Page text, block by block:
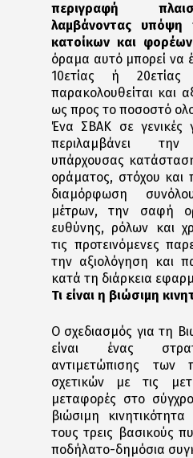
περιγραφή
λαμβάνοντας υπόψη
κατοίκων και
όραμα αυτό μπορεί να
10ετίας ή
παρακολουθείται και
ως προς το ποσοστό
Ένα ΣΒΑΚ σε γενικές
περιλαμβάνει
υπάρχουσας
οράματος, στόχου και
διαμόρφωση
μέτρων, την σαφή
ευθύνης, ρόλων και
τις προτεινόμενες
την αξιολόγηση και
κατά τη διάρκεια
Τι είναι η βιώσιμη
Ο σχεδιασμός για τη
είναι ένας
αντιμετώπισης των
σχετικών με τις
μεταφορές στο
βιώσιμη
τους τρεις βασικούς
ποδήλατο-δημόσια